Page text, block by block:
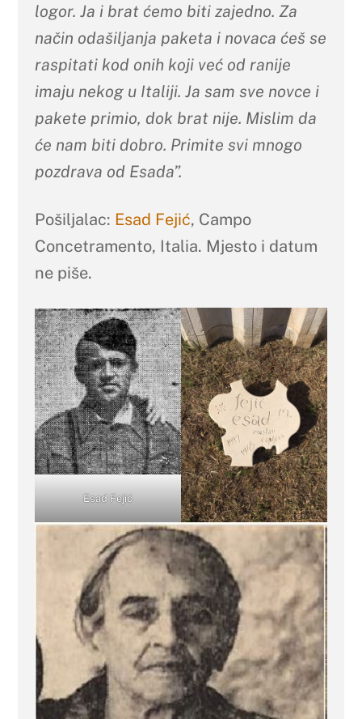
logor. Ja i brat ćemo biti zajedno. Za
način odašiljanja paketa i novaca ćeš se
raspitati kod onih koji već od ranije
imaju nekog u Italiji. Ja sam sve novce i
pakete primio, dok brat nije. Mislim da
će nam biti dobro. Primite svi mnogo
pozdrava od Esada”.
Pošiljalac: Esad Fejić, Campo
Concetramento, Italia. Mjesto i datum
ne piše.
Esad Fejić